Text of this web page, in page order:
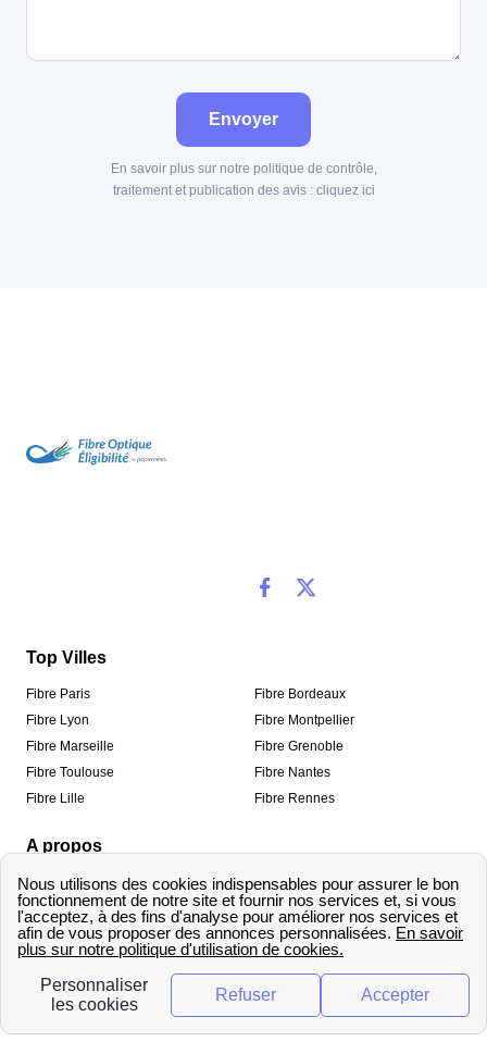
Envoyer
En savoir plus sur notre politique de contrôle,
traitement et publication des avis : cliquez ici
Top Villes
Fibre Paris
Fibre Lyon
Fibre Marseille
Fibre Toulouse
Fibre Lille
Fibre Bordeaux
Fibre Montpellier
Fibre Grenoble
Fibre Nantes
Fibre Rennes
A propos
Qui sommes-nous ?
Informations de contact
Méthodologie de classement
Mentions légales
Traitement des avis
Copyright © fibre-optique-eligibilite.fr 2026 – Tous
droits réservés